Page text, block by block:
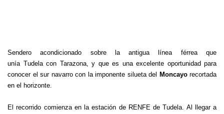
Sendero acondicionado sobre la antigua línea férrea que
unía Tudela con Tarazona, y que es una excelente oportunidad para
conocer el sur navarro con la imponente silueta del
Moncayo recortada
en el horizonte.
El recorrido comienza en la estación de RENFE de Tudela. Al llegar a